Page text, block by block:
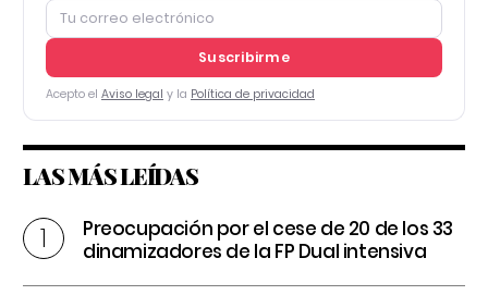
Suscribirme
Acepto el Aviso legal y la Política de privacidad
LAS MÁS LEÍDAS
Preocupación por el cese de 20 de los 33
dinamizadores de la FP Dual intensiva